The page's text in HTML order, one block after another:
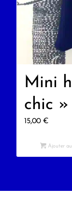
Mini
chic »
15,00 €
Ajouter